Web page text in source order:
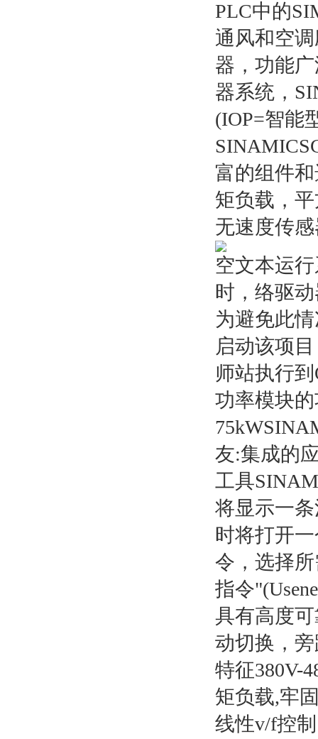
PLC中的
通风和空
器，功能
器系统，
(IOP=智能
富的组件
矩负载，
无速度传
空文本运
时，络驱
为避免此
启动该项
师站执行
功率模块的
友:集成的
工具
将显示一
时将打开
令，选择
指令
具有高度
动切换，
特征380V-
矩负载,牢
线性v/f控